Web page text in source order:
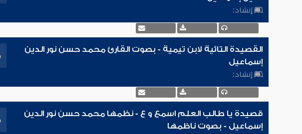
إنشاد:
القصيدة التائية لابن تيمية - بصوت القارئ محمد حسن نور الدين
إسماعيل
إنشاد:
قصيدة يا طالب العلم اسمع و ع - نظمها محمد حسن نور الدين
إسماعيل - بصوت ناظمها